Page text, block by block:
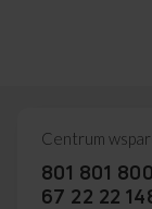
Centrum
801 801 800
67 22 22